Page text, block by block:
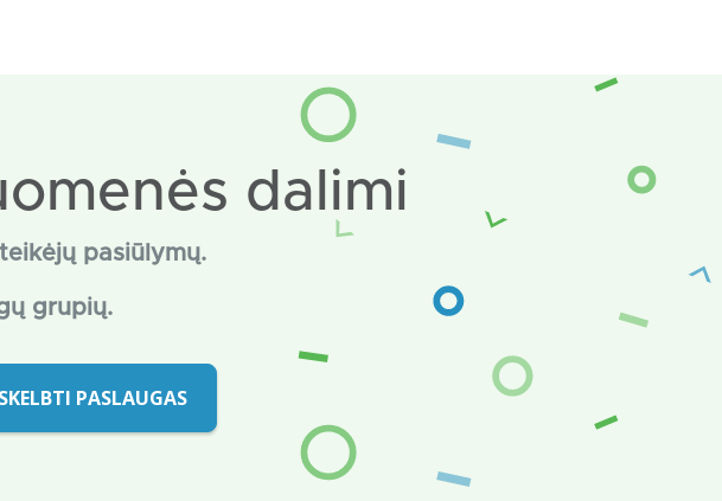
dalimi
pasiūlymų.
grupių.
PASLAUGAS